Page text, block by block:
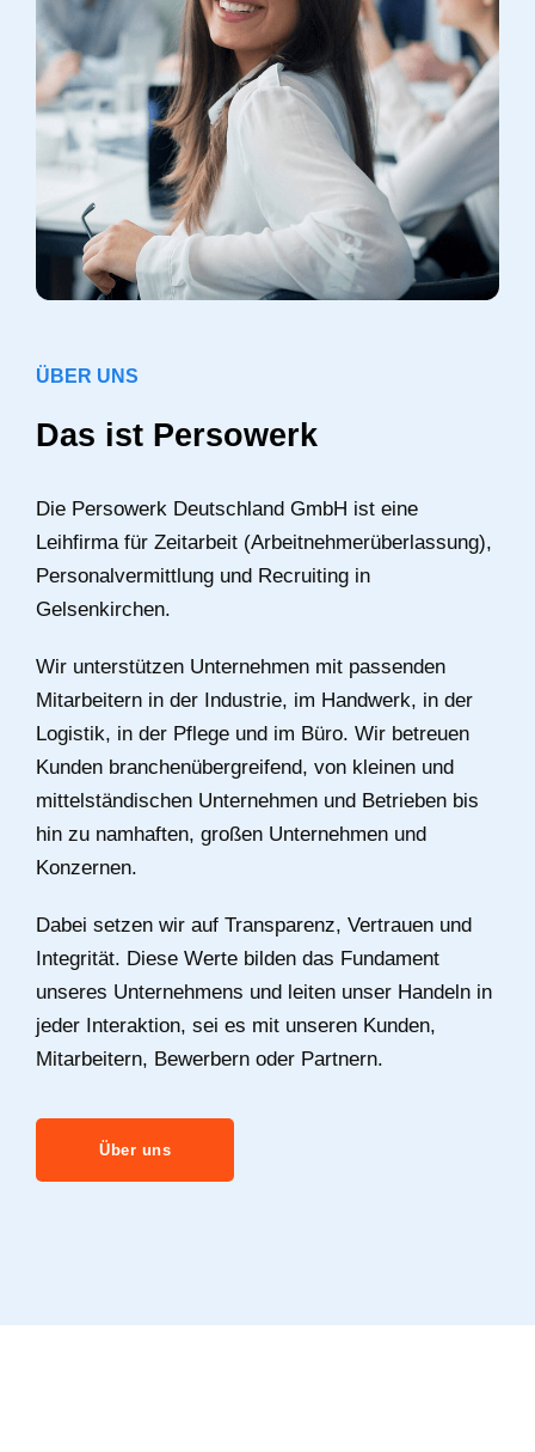
ÜBER UNS
Das ist Persowerk
Die Persowerk Deutschland GmbH ist eine
Leihfirma für Zeitarbeit (Arbeitnehmerüberlassung),
Personalvermittlung und Recruiting in
Gelsenkirchen.
Wir unterstützen Unternehmen mit passenden
Mitarbeitern in der Industrie, im Handwerk, in der
Logistik, in der Pflege und im Büro. Wir betreuen
Kunden branchenübergreifend, von kleinen und
mittelständischen Unternehmen und Betrieben bis
hin zu namhaften, großen Unternehmen und
Konzernen.
Dabei setzen wir auf Transparenz, Vertrauen und
Integrität. Diese Werte bilden das Fundament
unseres Unternehmens und leiten unser Handeln in
jeder Interaktion, sei es mit unseren Kunden,
Mitarbeitern, Bewerbern oder Partnern.
Über uns